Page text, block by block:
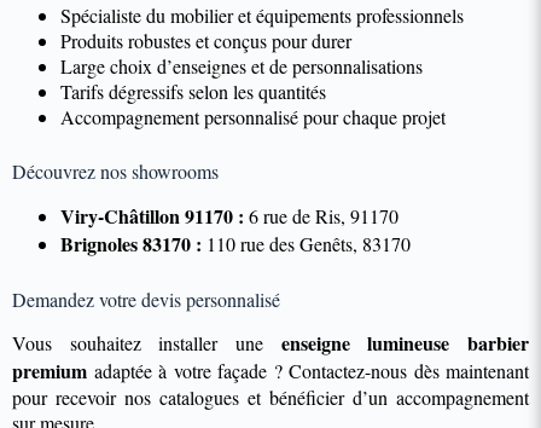
Spécialiste du mobilier et équipements professionnels
Produits robustes et conçus pour durer
Large choix d’enseignes et de personnalisations
Tarifs dégressifs selon les quantités
Accompagnement personnalisé pour chaque projet
Découvrez nos showrooms
Viry-Châtillon 91170 : 6 rue de Ris, 91170
Brignoles 83170 : 110 rue des Genêts, 83170
Demandez votre devis personnalisé
Vous souhaitez installer une enseigne lumineuse barbier
premium adaptée à votre façade ? Contactez-nous dès maintenant
pour recevoir nos catalogues et bénéficier d’un accompagnement